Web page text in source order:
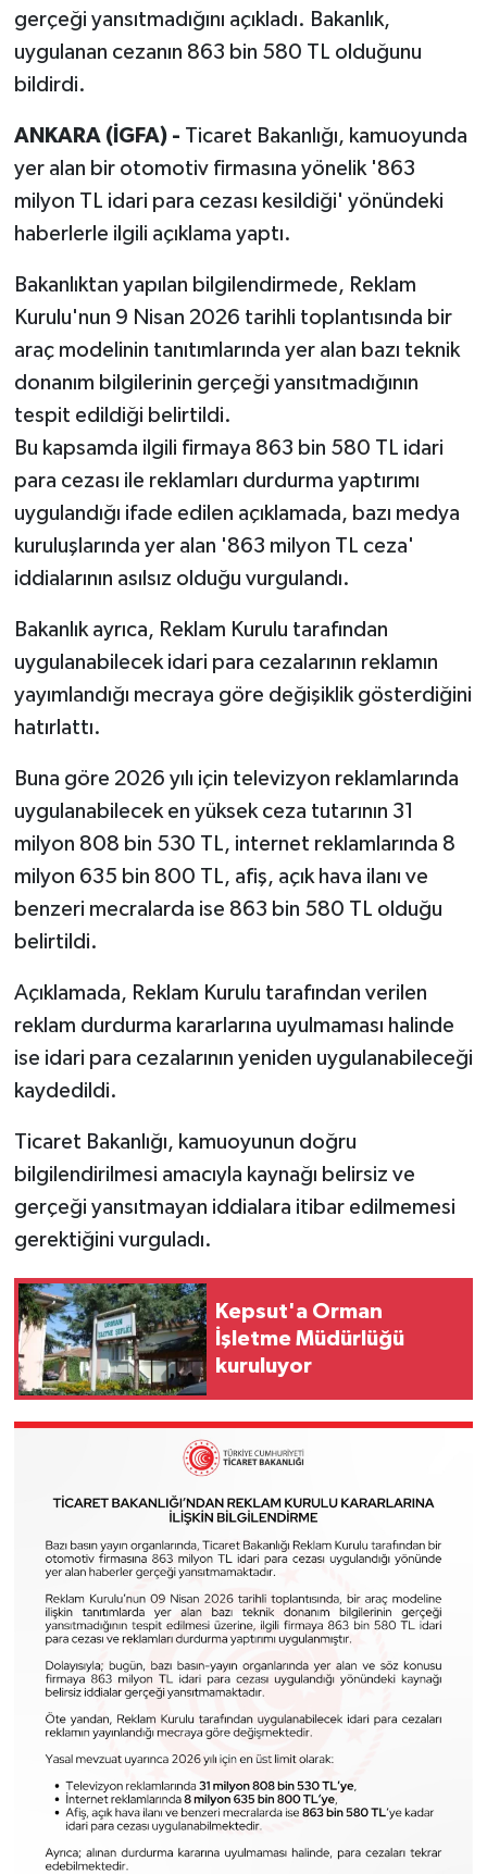
gerçeği yansıtmadığını açıkladı. Bakanlık,
uygulanan cezanın 863 bin 580 TL olduğunu
bildirdi.
ANKARA (İGFA) - Ticaret Bakanlığı, kamuoyunda
yer alan bir otomotiv firmasına yönelik '863
milyon TL idari para cezası kesildiği' yönündeki
haberlerle ilgili açıklama yaptı.
Bakanlıktan yapılan bilgilendirmede, Reklam
Kurulu'nun 9 Nisan 2026 tarihli toplantısında bir
araç modelinin tanıtımlarında yer alan bazı teknik
donanım bilgilerinin gerçeği yansıtmadığının
tespit edildiği belirtildi.
Bu kapsamda ilgili firmaya 863 bin 580 TL idari
para cezası ile reklamları durdurma yaptırımı
uygulandığı ifade edilen açıklamada, bazı medya
kuruluşlarında yer alan '863 milyon TL ceza'
iddialarının asılsız olduğu vurgulandı.
Bakanlık ayrıca, Reklam Kurulu tarafından
uygulanabilecek idari para cezalarının reklamın
yayımlandığı mecraya göre değişiklik gösterdiğini
hatırlattı.
Buna göre 2026 yılı için televizyon reklamlarında
uygulanabilecek en yüksek ceza tutarının 31
milyon 808 bin 530 TL, internet reklamlarında 8
milyon 635 bin 800 TL, afiş, açık hava ilanı ve
benzeri mecralarda ise 863 bin 580 TL olduğu
belirtildi.
Açıklamada, Reklam Kurulu tarafından verilen
reklam durdurma kararlarına uyulmaması halinde
ise idari para cezalarının yeniden uygulanabileceği
kaydedildi.
Ticaret Bakanlığı, kamuoyunun doğru
bilgilendirilmesi amacıyla kaynağı belirsiz ve
gerçeği yansıtmayan iddialara itibar edilmemesi
gerektiğini vurguladı.
Kepsut'a Orman
İşletme Müdürlüğü
kuruluyor